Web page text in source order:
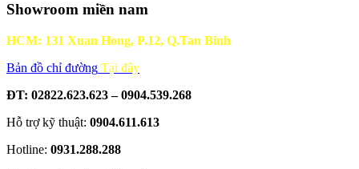
Showroom miền nam
HCM: 131 Xuan Hong, P.12, Q.Tan Binh
Bản đồ chỉ đường Tại đây
ĐT: 02822.623.623 – 0904.539.268
Hỗ trợ kỹ thuật: 0904.611.613
Hotline: 0931.288.288